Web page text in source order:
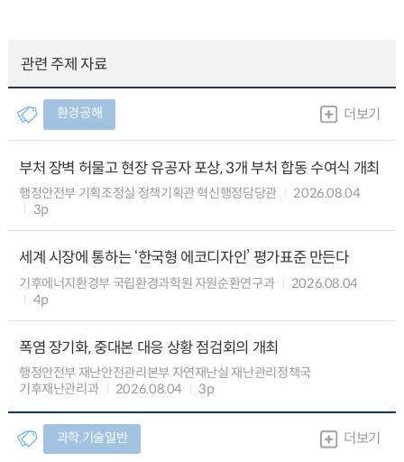
관련 주제 자료
환경공해 더보기
부처 장벽 허물고 현장 유공자 포상, 3개 부처 합동 수여식 개최
행정안전부 기획조정실 정책기획관 혁신행정담당관
2026.08.04
3p
세계 시장에 통하는 ‘한국형 에코디자인’ 평가표준 만든다
기후에너지환경부 국립환경과학원 자원순환연구과
2026.08.04
4p
폭염 장기화, 중대본 대응 상황 점검회의 개최
행정안전부 재난안전관리본부 자연재난실 재난관리정책국
기후재난관리과
2026.08.04 3p
과학.기술일반 더보기